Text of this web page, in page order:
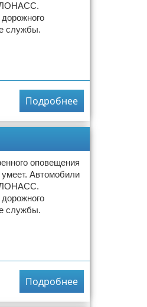
службы.
Подробнее
оповещения
Автомобили
службы.
Подробнее